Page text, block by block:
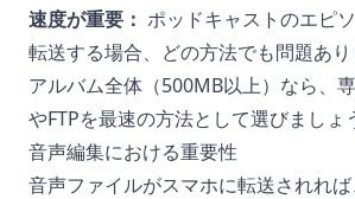
速度が重要： ポッドキャストのエピ
転送する場合、どの方法でも問題あり
アルバム全体（500MB以上）なら、
やFTPを最速の方法として選びましょ
音声編集における重要性
音声ファイルがスマホに転送されれ